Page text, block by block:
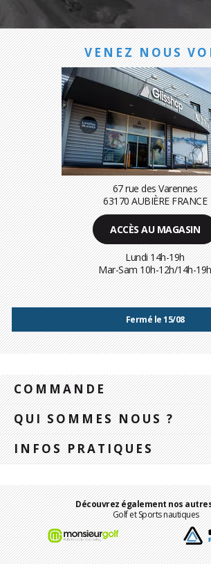
VENEZ NOUS
67 rue des Varennes
63170 AUBIÈRE FRANCE
ACCÈS AU MAGASIN
Lundi 14h-19h
Mar-Sam 10h-12h/14h-19h
Fermé le 15/08
COMMANDE
QUI SOMMES NOUS ?
INFOS PRATIQUES
Découvrez également nos
Golf et Sports nautiques